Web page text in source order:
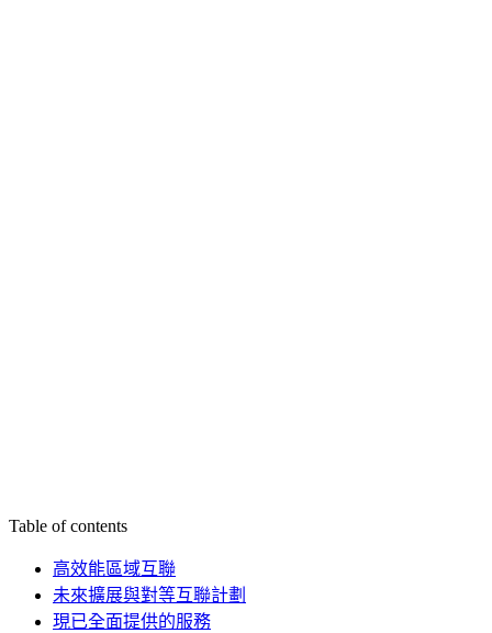
Table of contents
高效能區域互聯
未來擴展與對等互聯計劃
現已全面提供的服務